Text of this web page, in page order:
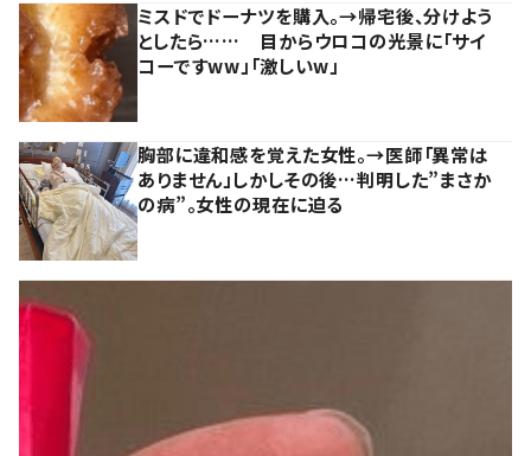
ミスドでドーナツを購入。→帰宅後、分けよう
としたら…… 目からウロコの光景に「サイ
コーですww」「激しいw」
胸部に違和感を覚えた女性。→医師「異常は
ありません」しかしその後…判明した”まさか
の病”。女性の現在に迫る